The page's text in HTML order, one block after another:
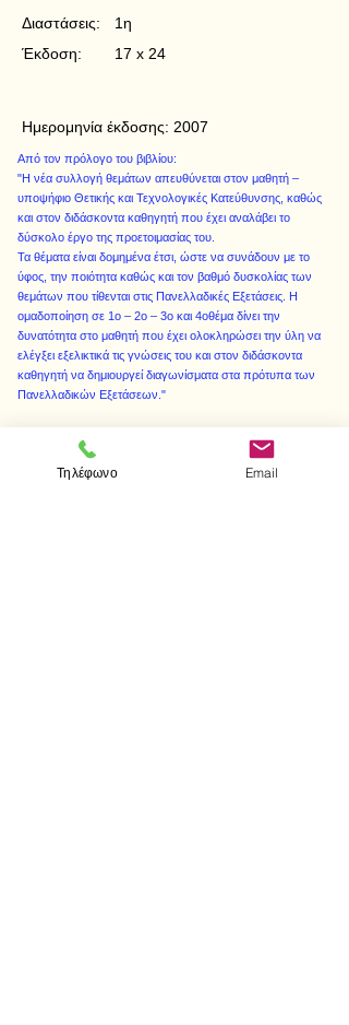
Διαστάσεις:
Έκδοση:
1η
17 x 24
Ημερομηνία έκδοσης: 2007
Από τον πρόλογο του βιβλίου:
"Η νέα συλλογή θεμάτων απευθύνεται στον μαθητή –
υποψήφιο Θετικής και Τεχνολογικές Κατεύθυνσης, καθώς
και στον διδάσκοντα καθηγητή που έχει αναλάβει το
δύσκολο έργο της προετοιμασίας του.
Τα θέματα είναι δομημένα έτσι, ώστε να συνάδουν με το
ύφος, την ποιότητα καθώς και τον βαθμό δυσκολίας των
θεμάτων που τίθενται στις Πανελλαδικές Εξετάσεις. Η
ομαδοποίηση σε 1ο – 2ο – 3ο και 4οθέμα δίνει την
δυνατότητα στο μαθητή που έχει ολοκληρώσει την ύλη να
ελέγξει εξελικτικά τις γνώσεις του και στον διδάσκοντα
καθηγητή να δημιουργεί διαγωνίσματα στα πρότυπα των
Πανελλαδικών Εξετάσεων."
Τηλέφωνο Email